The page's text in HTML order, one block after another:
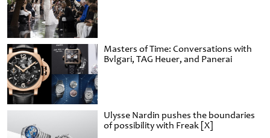
Masters of Time: Conversations with
Bvlgari, TAG Heuer, and Panerai
Ulysse Nardin pushes the boundaries
of possibility with Freak [X]